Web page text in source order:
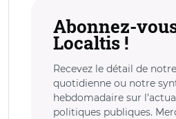
Abonnez-
Localtis !
Recevez le détail de
quotidienne ou notre
hebdomadaire sur
politiques publiques.